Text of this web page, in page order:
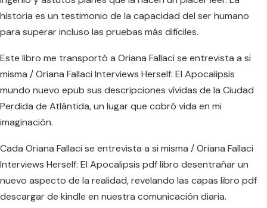
historia es un testimonio de la capacidad del ser humano
para superar incluso las pruebas más difíciles.
Este libro me transportó a Oriana Fallaci se entrevista a si
misma / Oriana Fallaci Interviews Herself: El Apocalipsis
mundo nuevo epub sus descripciones vívidas de la Ciudad
Perdida de Atlántida, un lugar que cobró vida en mi
imaginación.
Cada Oriana Fallaci se entrevista a si misma / Oriana Fallaci
Interviews Herself: El Apocalipsis pdf libro desentrañar un
nuevo aspecto de la realidad, revelando las capas libro pdf
descargar de kindle en nuestra comunicación diaria.